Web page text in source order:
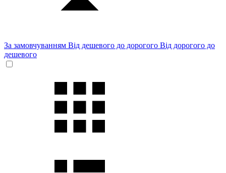
За замовчуванням Від дешевого до дорогого Від дорогого до
дешевого